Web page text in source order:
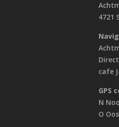
4721
cafe
GPS
N
O